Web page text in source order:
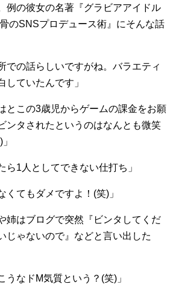
例の彼女の名著『グラビアアイドル
のSNSプロデュース術』にそんな話
での話らしいですがね。バラエティ
していたんです」
とこの3歳児からゲームの課金をお願
ンタされたというのはなんとも微笑
ら1人としてできない仕打ち」
くてもダメですよ！(笑)」
姉はブログで突然『ビンタしてくだ
じゃないので』などと言い出した
うなドM気質という？(笑)」